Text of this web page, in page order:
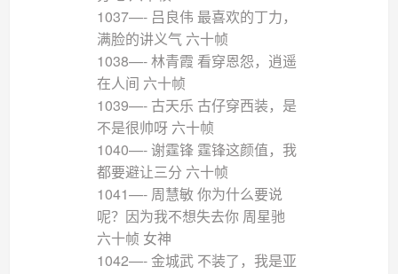
1037—- 吕良伟 最喜欢的丁力，
满脸的讲义气 六十帧
1038—- 林青霞 看穿恩怨，逍遥
在人间 六十帧
1039—- 古天乐 古仔穿西装，是
不是很帅呀 六十帧
1040—- 谢霆锋 霆锋这颜值，我
都要避让三分 六十帧
1041—- 周慧敏 你为什么要说
呢？因为我不想失去你 周星驰
六十帧 女神
1042—- 金城武 不装了，我是亚